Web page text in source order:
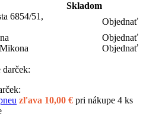
Skladom
6854/51,
Objednať
Objednať
Objednať
zľava 10,00 € pri nákupe 4 ks